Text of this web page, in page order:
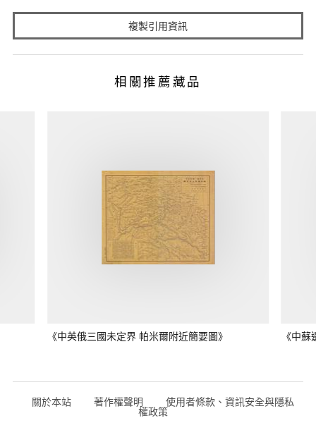
複製引用資訊
相關推薦藏品
《中英俄三國未定界 帕米爾附近簡要圖》 《中
關於本站 著作權聲明 使用者條款、資訊安全與隱私
權政策